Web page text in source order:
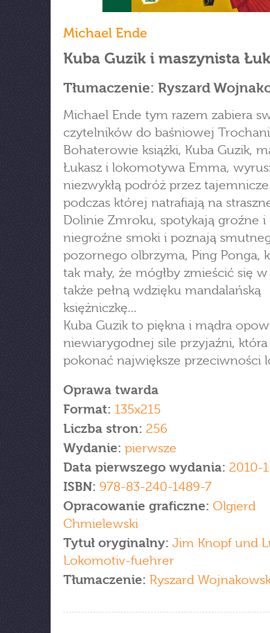
Michael Ende
Kuba Guzik i maszynista
Tłumaczenie: Ryszard
Michael Ende tym razem zabiera
czytelników do baśniowej
Bohaterowie książki, Kuba Guzik,
Łukasz i lokomotywa Emma,
niezwykłą podróż przez
podczas której natrafiają na
Dolinie Zmroku, spotykają groźne i
niegroźne smoki i poznają
pozornego olbrzyma, Ping Ponga,
tak mały, że mógłby zmieścić się w
także pełną wdzięku mandalańską
księżniczkę...
Kuba Guzik to piękna i mądra
niewiarygodnej sile przyjaźni,
pokonać największe przeciwności
Oprawa twarda
Format: 135x215
Liczba stron: 256
Wydanie: pierwsze
Data pierwszego wydania: 2010-
ISBN: 978-83-240-1489-7
Opracowanie graficzne: Olgierd
Chmielewski
Tytuł oryginalny: Jim Knopf und
Lokomotiv-fuehrer
Tłumaczenie: Ryszard